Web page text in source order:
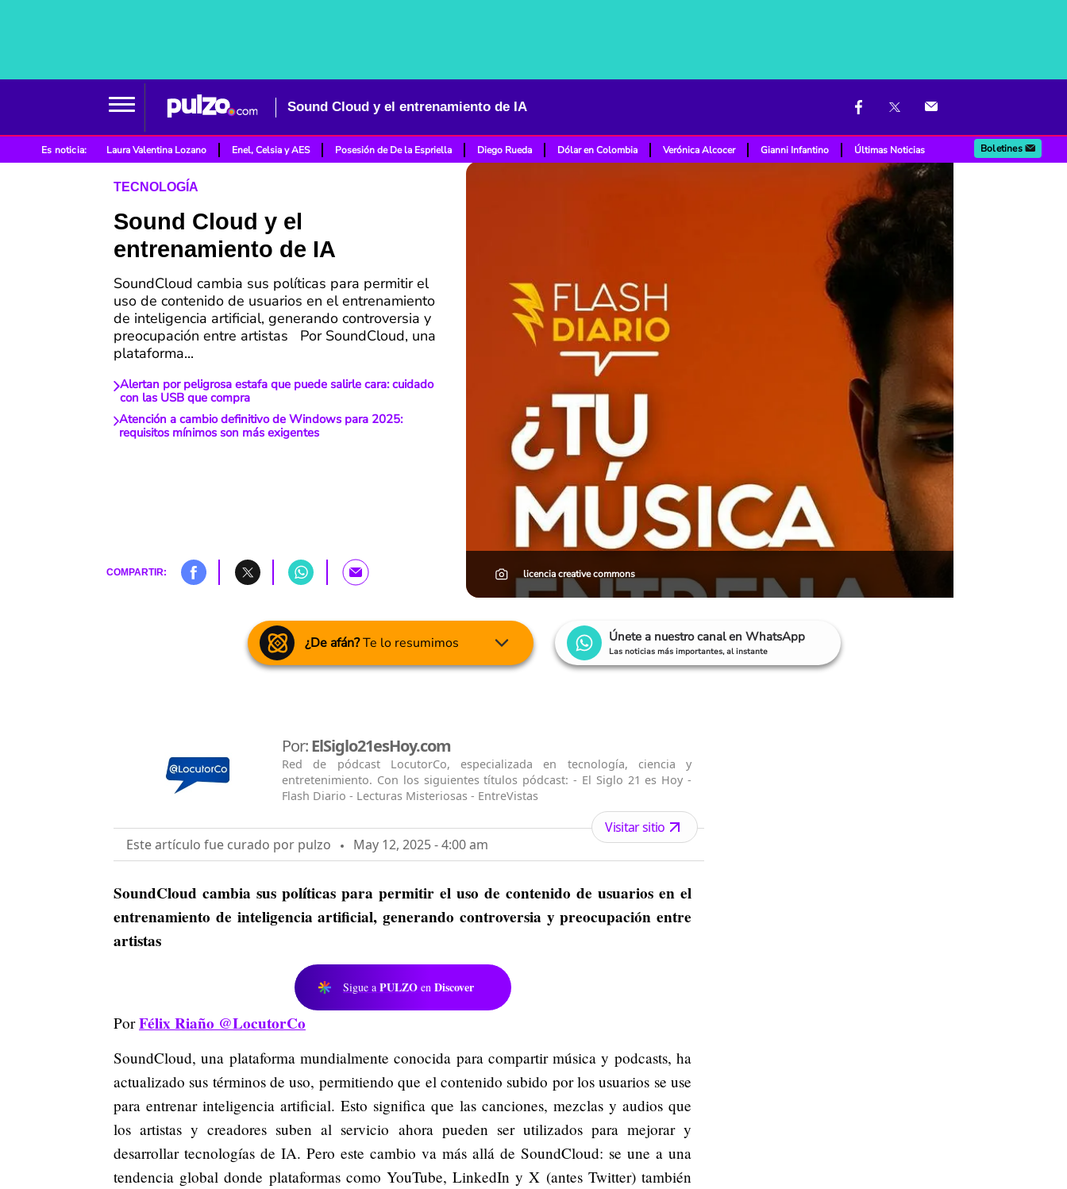
Sound Cloud y el entrenamiento de IA
Es noticia: Laura Valentina Lozano Enel, Celsia y AES Posesión de De la Espriella Diego Rueda Dólar en Colombia Verónica Alcocer Gianni Infantino Últimas Noticias Boletines
TECNOLOGÍA
Sound Cloud y el
entrenamiento de IA
SoundCloud cambia sus políticas para permitir el
uso de contenido de usuarios en el entrenamiento
de inteligencia artificial, generando controversia y
preocupación entre artistas Por SoundCloud, una
plataforma...
Alertan por peligrosa estafa que puede salirle cara: cuidado
con las USB que compra
Atención a cambio definitivo de Windows para 2025:
requisitos mínimos son más exigentes
COMPARTIR: licencia creative commons
¿De afán?Te lo resumimos Únete a nuestro canal en WhatsApp
Las noticias más importantes, al instante
Por:ElSiglo21esHoy.com
Red de pódcast LocutorCo, especializada en tecnología, ciencia y
entretenimiento. Con los siguientes títulos pódcast: - El Siglo 21 es Hoy -
Flash Diario - Lecturas Misteriosas - EntreVistas
Este artículo fue curado por pulzo May 12, 2025 - 4:00 am
Visitar sitio
SoundCloud cambia sus políticas para permitir el uso de contenido de usuarios en el
entrenamiento de inteligencia artificial, generando controversia y preocupación entre
artistas
Sigue a PULZO en Discover
PorFélix Riaño @LocutorCo
SoundCloud, una plataforma mundialmente conocida para compartir música y podcasts, ha
actualizado sus términos de uso, permitiendo que el contenido subido por los usuarios se use
para entrenar inteligencia artificial. Esto significa que las canciones, mezclas y audios que
los artistas y creadores suben al servicio ahora pueden ser utilizados para mejorar y
desarrollar tecnologías de IA. Pero este cambio va más allá de SoundCloud: se une a una
tendencia global donde plataformas como YouTube, LinkedIn y X (antes Twitter) también